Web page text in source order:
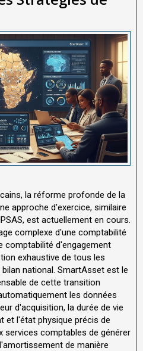
la réforme profonde de la
approche d'exercice, similaire
est actuellement en cours.
complexe d'une comptabilité
comptabilité d'engagement
exhaustive de tous les
national. SmartAsset est le
de cette transition
les données
d'acquisition, la durée de vie
et l'état physique précis de
services comptables de générer
de manière